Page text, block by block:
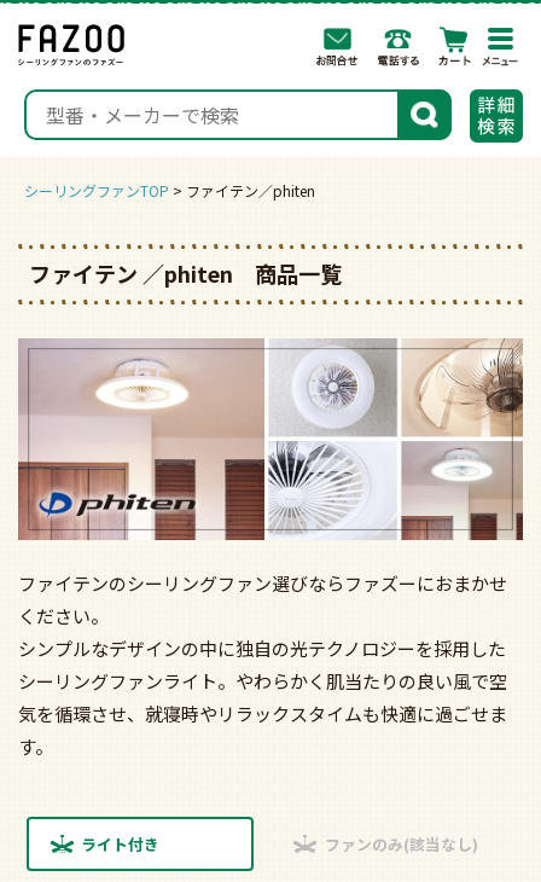
検索
シーリングファンTOP ファイテン／phiten
ファイテン ／phiten 商品一覧
ファイテンのシーリングファン選びならファズーにおまかせ
ください。
シンプルなデザインの中に独自の光テクノロジーを採用した
シーリングファンライト。やわらかく肌当たりの良い風で空
気を循環させ、就寝時やリラックスタイムも快適に過ごせま
す。
ライト付き ファンのみ(該当なし)